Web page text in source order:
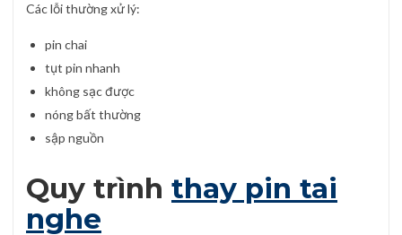
Các lỗi thường xử lý:
pin chai
tụt pin nhanh
không sạc được
nóng bất thường
sập nguồn
Quy trình thay pin tai
nghe